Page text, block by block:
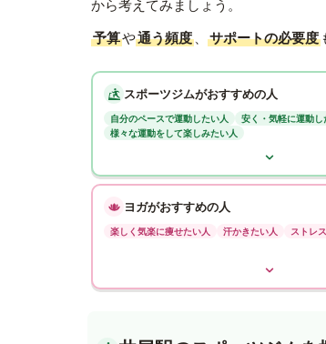
から考えてみましょう。
予算や通う頻度 、 サポートの必要度
スポーツジムがおすすめの人
自分のペースで運動したい人
安く・気軽に運動し
様々な運動をして楽しみたい人
ヨガがおすすめの人
楽しく気楽に痩せたい人 汗かきたい人 ストレ